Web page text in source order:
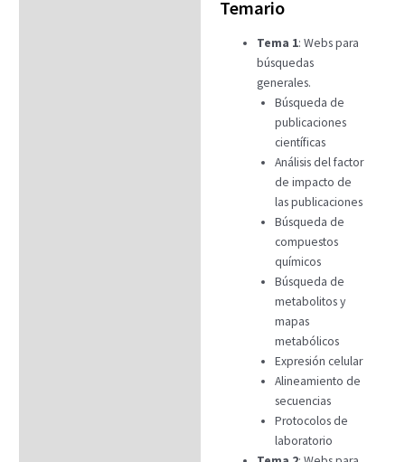
Temario
Tema 1: Webs para
búsquedas
generales.
Búsqueda de
publicaciones
científicas
Análisis del factor
de impacto de
las publicaciones
Búsqueda de
compuestos
químicos
Búsqueda de
metabolitos y
mapas
metabólicos
Expresión celular
Alineamiento de
secuencias
Protocolos de
laboratorio